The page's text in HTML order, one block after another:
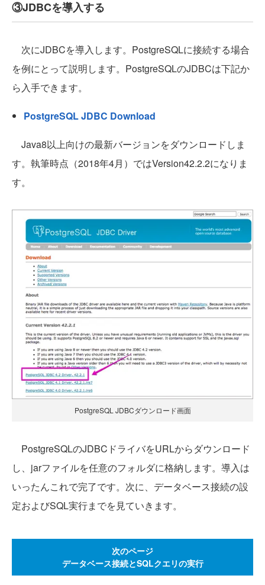
③JDBCを導入する
次にJDBCを導入します。PostgreSQLに接続する場合
を例にとって説明します。PostgreSQLのJDBCは下記か
ら入手できます。
PostgreSQL JDBC Download
Java8以上向けの最新バージョンをダウンロードしま
す。執筆時点（2018年4月）ではVersion42.2.2になりま
す。
PostgreSQL JDBCダウンロード画面
PostgreSQLのJDBCドライバをURLからダウンロード
し、jarファイルを任意のフォルダに格納します。導入は
いったんこれで完了です。次に、データベース接続の設
定およびSQL実行までを見ていきます。
次のページ
データベース接続とSQLクエリの実行